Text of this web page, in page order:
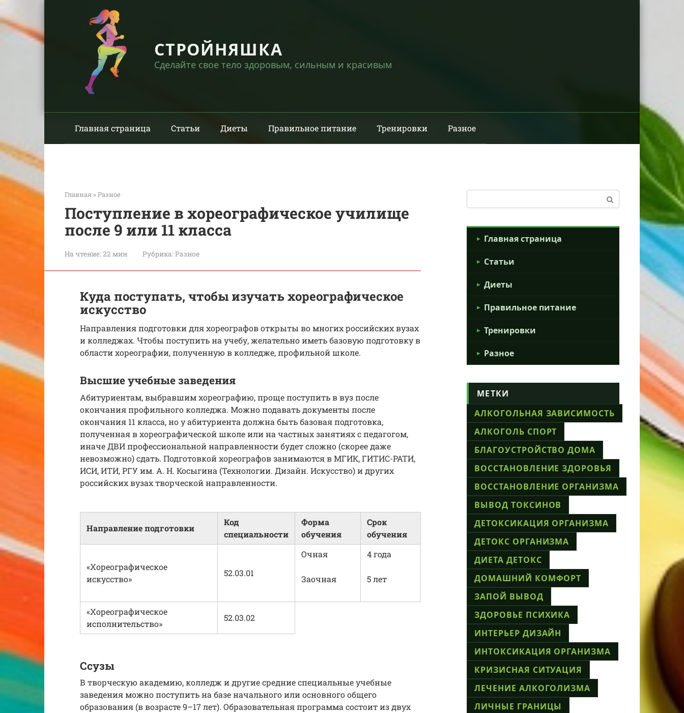
к
контенту
СТРОЙНЯШКА
Сделайте свое тело здоровым, сильным и красивым
Главная страница Статьи Диеты Правильное питание Тренировки Разное
Главная »Разное
Поступление в хореографическое училище
после 9 или 11 класса
На чтение:22 мин Рубрика:Разное
Куда поступать, чтобы изучать хореографическое
искусство
Направления подготовки для хореографов открыты во многих российских вузах
и колледжах. Чтобы поступить на учебу, желательно иметь базовую подготовку в
области хореографии, полученную в колледже, профильной школе.
Высшие учебные заведения
Абитуриентам, выбравшим хореографию, проще поступить в вуз после
окончания профильного колледжа. Можно подавать документы после
окончания 11 класса, но у абитуриента должна быть базовая подготовка,
полученная в хореографической школе или на частных занятиях с педагогом,
иначе ДВИ профессиональной направленности будет сложно (скорее даже
невозможно) сдать. Подготовкой хореографов занимаются в МГИК, ГИТИС-РАТИ,
ИСИ, ИТИ, РГУ им. А. Н. Косыгина (Технологии. Дизайн. Искусство) и других
российских вузах творческой направленности.
Направление подготовки
Код
специальности
Форма
обучения
Срок
обучения
«Хореографическое
искусство»
52.03.01
Очная
Заочная
4 года
5 лет
«Хореографическое
исполнительство»
52.03.02
Ссузы
В творческую академию, колледж и другие средние специальные учебные
заведения можно поступить на базе начального или основного общего
образования (в возрасте 9–17 лет). Образовательная программа состоит из двух
Главная страница
Статьи
Диеты
Правильное питание
Тренировки
Разное
МЕТКИ
АЛКОГОЛЬНАЯ ЗАВИСИМОСТЬ
АЛКОГОЛЬ СПОРТ
БЛАГОУСТРОЙСТВО ДОМА
ВОССТАНОВЛЕНИЕ ЗДОРОВЬЯ
ВОССТАНОВЛЕНИЕ ОРГАНИЗМА
ВЫВОД ТОКСИНОВ
ДЕТОКСИКАЦИЯ ОРГАНИЗМА
ДЕТОКС ОРГАНИЗМА
ДИЕТА ДЕТОКС
ДОМАШНИЙ КОМФОРТ
ЗАПОЙ ВЫВОД
ЗДОРОВЬЕ ПСИХИКА
ИНТЕРЬЕР ДИЗАЙН
ИНТОКСИКАЦИЯ ОРГАНИЗМА
КРИЗИСНАЯ СИТУАЦИЯ
ЛЕЧЕНИЕ АЛКОГОЛИЗМА
ЛИЧНЫЕ ГРАНИЦЫ